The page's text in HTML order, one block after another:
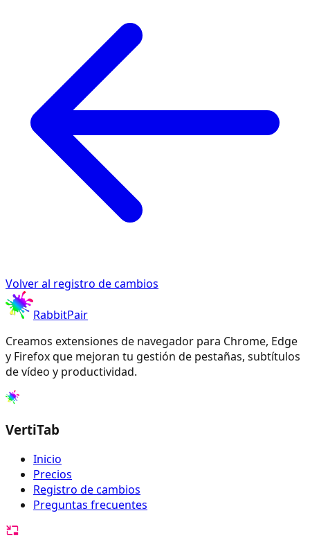
Volver al registro de cambios
RabbitPair
Creamos extensiones de navegador para Chrome, Edge
y Firefox que mejoran tu gestión de pestañas, subtítulos
de vídeo y productividad.
VertiTab
Inicio
Precios
Registro de cambios
Preguntas frecuentes